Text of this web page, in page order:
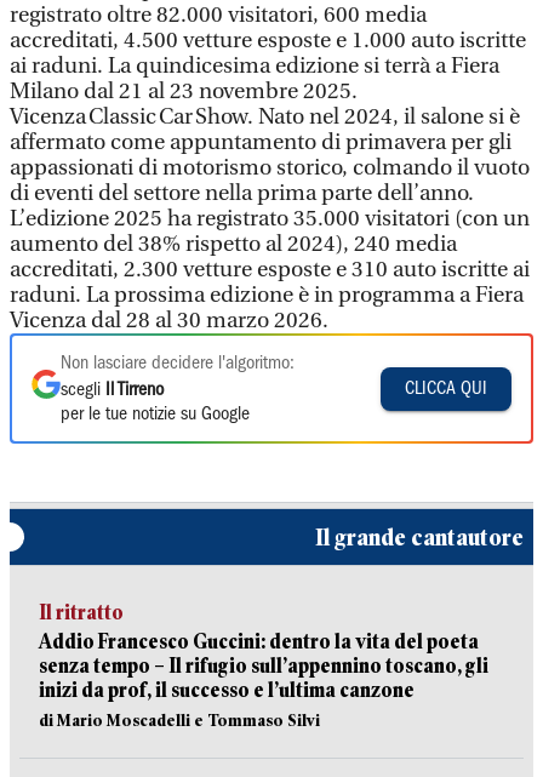
registrato oltre 82.000 visitatori, 600 media
accreditati, 4.500 vetture esposte e 1.000 auto iscritte
ai raduni. La quindicesima edizione si terrà a Fiera
Milano dal 21 al 23 novembre 2025.
Vicenza Classic Car Show. Nato nel 2024, il salone si è
affermato come appuntamento di primavera per gli
appassionati di motorismo storico, colmando il vuoto
di eventi del settore nella prima parte dell’anno.
L’edizione 2025 ha registrato 35.000 visitatori (con un
aumento del 38% rispetto al 2024), 240 media
accreditati, 2.300 vetture esposte e 310 auto iscritte ai
raduni. La prossima edizione è in programma a Fiera
Vicenza dal 28 al 30 marzo 2026.
Non lasciare decidere l'algoritmo:
scegli
Il Tirreno
per le tue notizie su Google
CLICCA QUI
Il grande cantautore
Il ritratto
Addio Francesco Guccini: dentro la vita del poeta
senza tempo – Il rifugio sull’appennino toscano, gli
inizi da prof, il successo e l’ultima canzone
di Mario Moscadelli e Tommaso Silvi